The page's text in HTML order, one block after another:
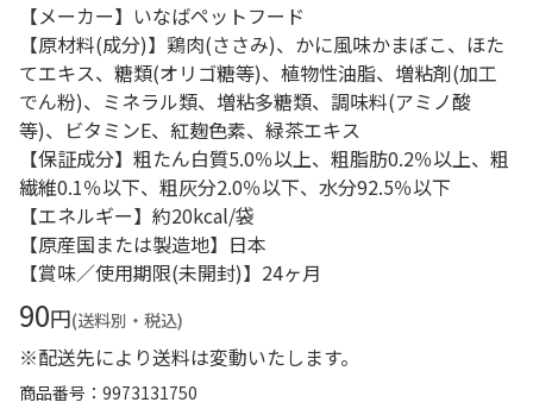
【メーカー】いなばペットフード
【原材料(成分)】鶏肉(ささみ)、かに風味かまぼこ、ほた
てエキス、糖類(オリゴ糖等)、植物性油脂、増粘剤(加工
でん粉)、ミネラル類、増粘多糖類、調味料(アミノ酸
等)、ビタミンE、紅麹色素、緑茶エキス
【保証成分】粗たん白質5.0％以上、粗脂肪0.2％以上、粗
繊維0.1％以下、粗灰分2.0％以下、水分92.5％以下
【エネルギー】約20kcal/袋
【原産国または製造地】日本
【賞味／使用期限(未開封)】24ヶ月
90円(送料別・税込)
※配送先により送料は変動いたします。
商品番号
9973131750